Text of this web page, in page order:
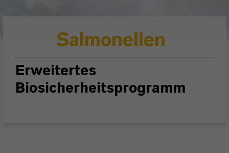
Salmonellen
Erweitertes
Biosicherheitsprogramm